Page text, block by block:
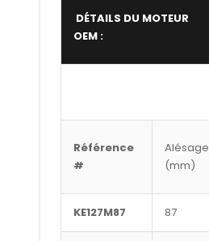
DÉTAILS DU MOTEUR
OEM :
Référence
#
Alésage
(mm)
KE127M87 87